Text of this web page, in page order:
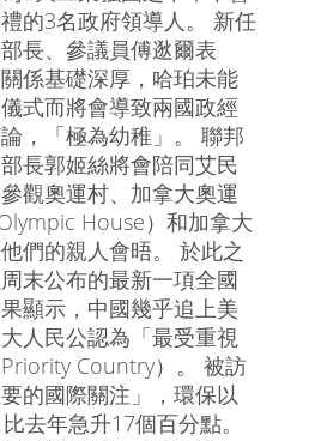
的3名政府領導人。 新任
長、參議員傅逖爾表
係基礎深厚，哈珀未能
式而將會導致兩國政經
，「極為幼稚」。 聯邦
長郭姬絲將會陪同艾民
觀奧運村、加拿大奧運
House）和加拿大
們的親人會晤。 於此之
末公布的最新一項全國
顯示，中國幾乎追上美
人民公認為「最受重視
Country）。 被訪
的國際關注」，環保以
去年急升17個百分點。